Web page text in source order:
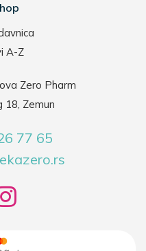
A-Z
Zero Pharm
18, Zemun
77 65